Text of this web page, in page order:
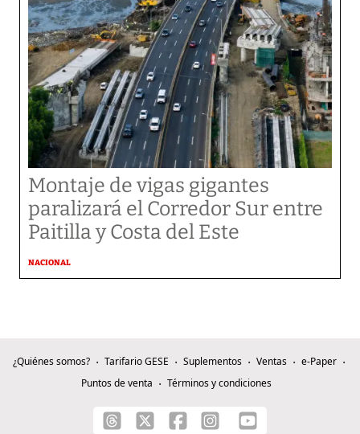
Montaje de vigas gigantes
paralizará el Corredor Sur entre
Paitilla y Costa del Este
NACIONAL
¿Quiénes somos? Tarifario GESE Suplementos Ventas
e-Paper
Puntos de venta
Términos y condiciones